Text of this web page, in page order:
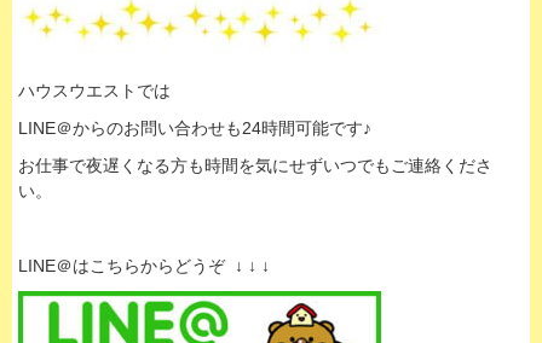
ハウスウエストでは
LINE＠からのお問い合わせも24時間可能です♪
お仕事で夜遅くなる方も時間を気にせずいつでもご連絡くださ
い。
LINE＠はこちらからどうぞ ↓ ↓ ↓